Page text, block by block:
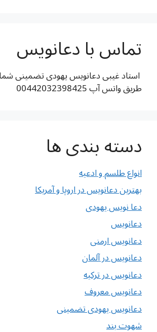
تماس با دعانویس
استاد غیبی دعانویس یهودی تضمینی
طریق واتس آپ 00442032398425
دسته بندی ها
انواع طلسم و ادعیه
بهترین دعانویس در اروپا و آمریکا
دعا نویس یهودی
دعانویس
دعانویس ارمنی
دعانویس در آلمان
دعانویس در ترکیه
دعانویس معروف
دعانویس یهودی تضمینی
شهوت بند